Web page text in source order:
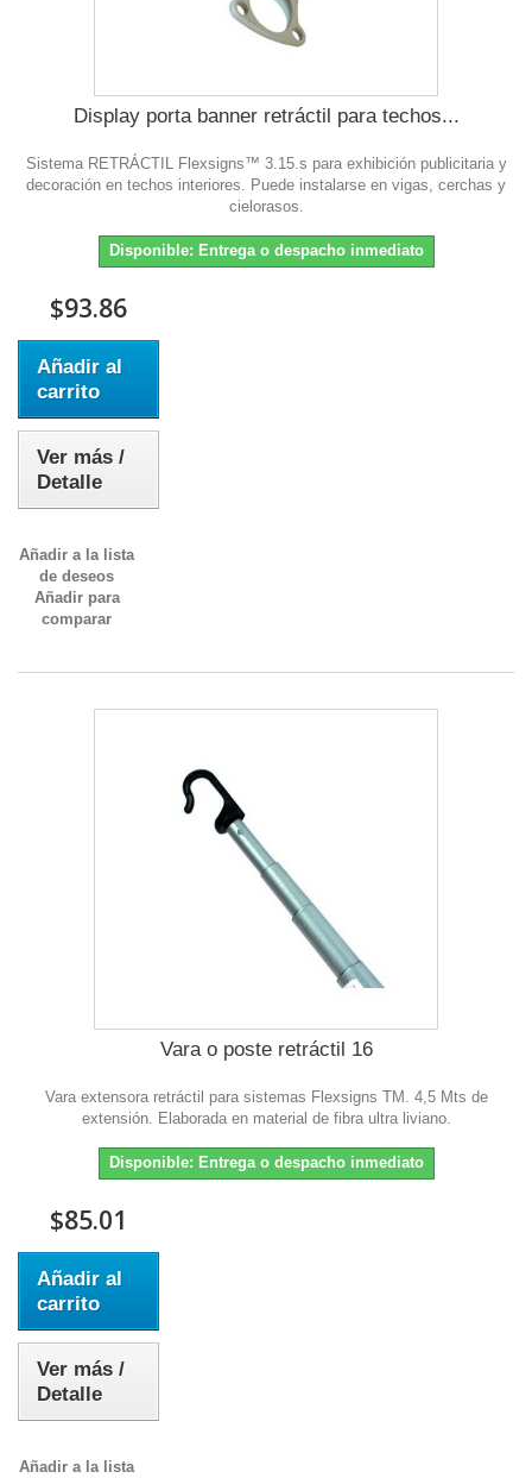
Display porta banner retráctil para techos...
Sistema RETRÁCTIL Flexsigns™ 3.15.s para exhibición publicitaria y
decoración en techos interiores. Puede instalarse en vigas, cerchas y
cielorasos.
Disponible: Entrega o despacho inmediato
$93.86
Añadir al
carrito
Ver más /
Detalle
Añadir a la lista
de deseos
Añadir para
comparar
Vara o poste retráctil 16
Vara extensora retráctil para sistemas Flexsigns TM. 4,5 Mts de
extensión. Elaborada en material de fibra ultra liviano.
Disponible: Entrega o despacho inmediato
$85.01
Añadir al
carrito
Ver más /
Detalle
Añadir a la lista